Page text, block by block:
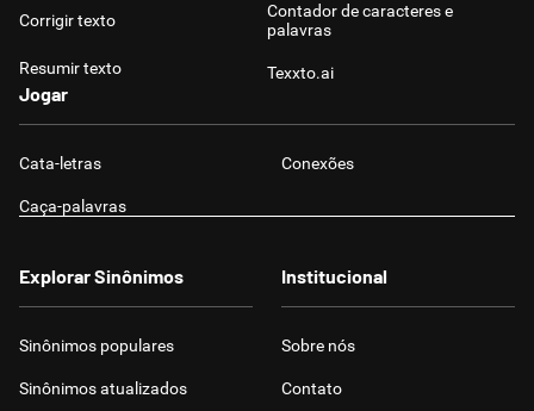
Corrigir texto
Resumir texto
Contador de caracteres e
palavras
Texxto.ai
Jogar
Cata-letras Conexões
Caça-palavras
Explorar Sinônimos
Sinônimos populares
Sinônimos atualizados
Institucional
Sobre nós
Contato